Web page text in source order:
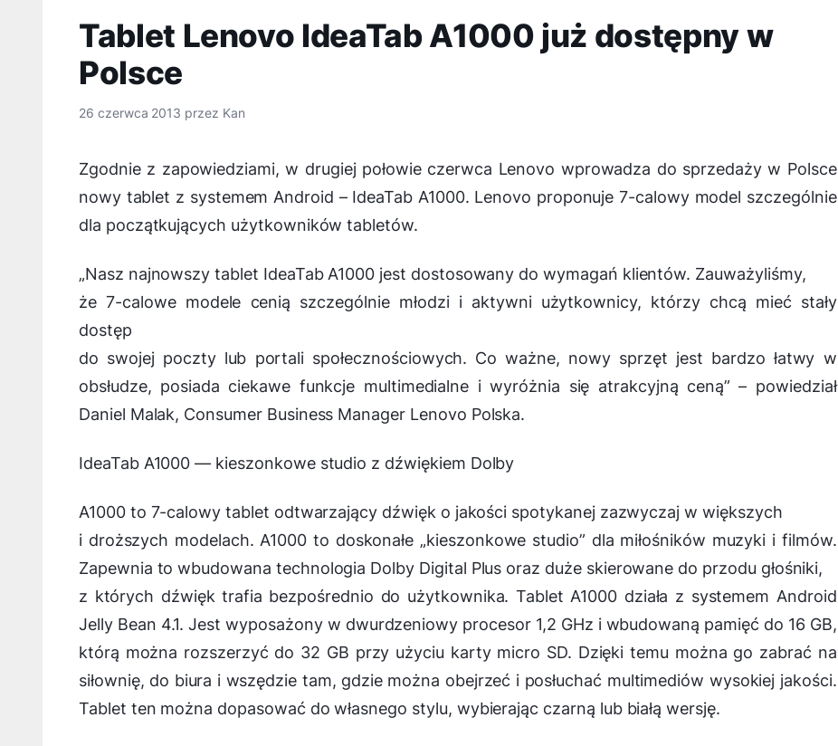
Tablet Lenovo IdeaTab A1000 już dostępny w
Polsce
26 czerwca 2013 przez Kan
Zgodnie z zapowiedziami, w drugiej połowie czerwca Lenovo wprowadza do sprzedaży w Polsce
nowy tablet z systemem Android – IdeaTab A1000. Lenovo proponuje 7-calowy model szczególnie
dla początkujących użytkowników tabletów.
„Nasz najnowszy tablet IdeaTab A1000 jest dostosowany do wymagań klientów. Zauważyliśmy,
że 7-calowe modele cenią szczególnie młodzi i aktywni użytkownicy, którzy chcą mieć stały
dostęp
do swojej poczty lub portali społecznościowych. Co ważne, nowy sprzęt jest bardzo łatwy w
obsłudze, posiada ciekawe funkcje multimedialne i wyróżnia się atrakcyjną ceną” – powiedział
Daniel Malak, Consumer Business Manager Lenovo Polska.
IdeaTab A1000 — kieszonkowe studio z dźwiękiem Dolby
A1000 to 7-calowy tablet odtwarzający dźwięk o jakości spotykanej zazwyczaj w większych
i droższych modelach. A1000 to doskonałe „kieszonkowe studio” dla miłośników muzyki i filmów.
Zapewnia to wbudowana technologia Dolby Digital Plus oraz duże skierowane do przodu głośniki,
z których dźwięk trafia bezpośrednio do użytkownika. Tablet A1000 działa z systemem Android
Jelly Bean 4.1. Jest wyposażony w dwurdzeniowy procesor 1,2 GHz i wbudowaną pamięć do 16 GB,
którą można rozszerzyć do 32 GB przy użyciu karty micro SD. Dzięki temu można go zabrać na
siłownię, do biura i wszędzie tam, gdzie można obejrzeć i posłuchać multimediów wysokiej jakości.
Tablet ten można dopasować do własnego stylu, wybierając czarną lub białą wersję.